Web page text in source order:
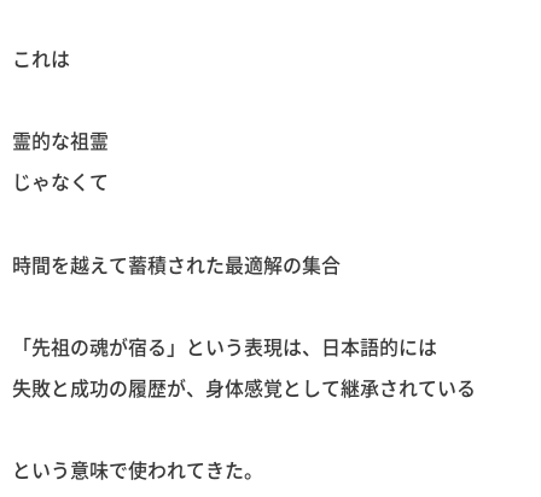
これは
霊的な祖霊
じゃなくて
時間を越えて蓄積された最適解の集合
「先祖の魂が宿る」という表現は、日本語的には
失敗と成功の履歴が、身体感覚として継承されている
という意味で使われてきた。